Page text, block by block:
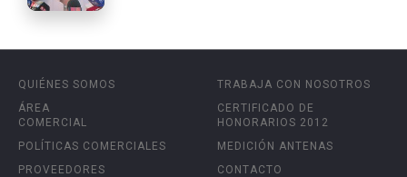
QUIÉNES SOMOS
ÁREA
COMERCIAL
POLÍTICAS COMERCIALES
PROVEEDORES
TRABAJA CON NOSOTROS
CERTIFICADO DE
HONORARIOS 2012
MEDICIÓN ANTENAS
CONTACTO